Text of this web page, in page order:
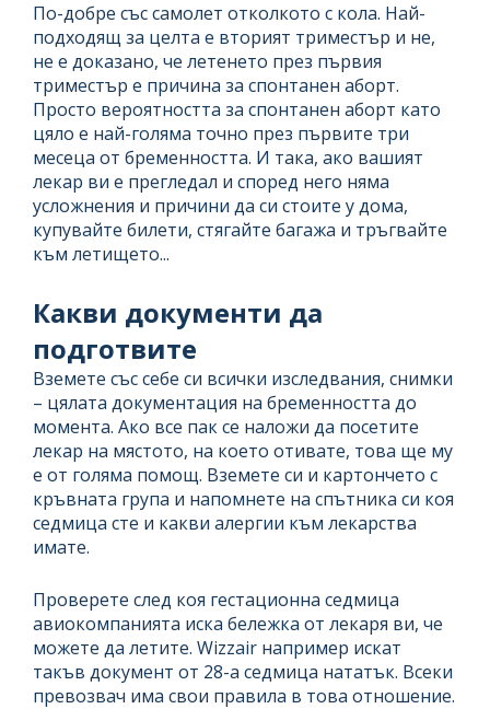
По-добре със самолет отколкото с кола. Най-
подходящ за целта е вторият триместър и не,
не е доказано, че летенето през първия
триместър е причина за спонтанен аборт.
Просто вероятността за спонтанен аборт като
цяло е най-голяма точно през първите три
месеца от бременността. И така, ако вашият
лекар ви е прегледал и според него няма
усложнения и причини да си стоите у дома,
купувайте билети, стягайте багажа и тръгвайте
към летището...
Какви документи да
подготвите
Вземете със себе си всички изследвания, снимки
– цялата документация на бременността до
момента. Ако все пак се наложи да посетите
лекар на мястото, на което отивате, това ще му
е от голяма помощ. Вземете си и картончето с
кръвната група и напомнете на спътника си коя
седмица сте и какви алергии към лекарства
имате.
Проверете след коя гестационна седмица
авиокомпанията иска бележка от лекаря ви, че
можете да летите. Wizzair например искат
такъв документ от 28-а седмица нататък. Всеки
превозвач има свои правила в това отношение.